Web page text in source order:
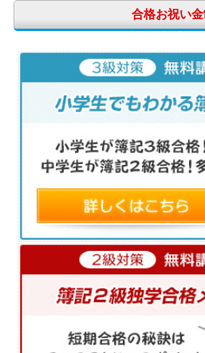
合格お祝い